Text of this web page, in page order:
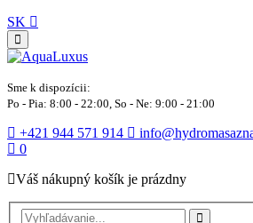
SK
Sme k dispozícii:
Po - Pia: 8:00 - 22:00, So - Ne: 9:00 - 21:00
+421 944 571 914
0
Váš nákupný košík je prázdny